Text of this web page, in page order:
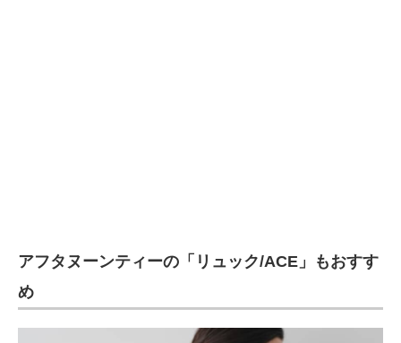
アフタヌーンティーの「リュック/ACE」もおすす
め